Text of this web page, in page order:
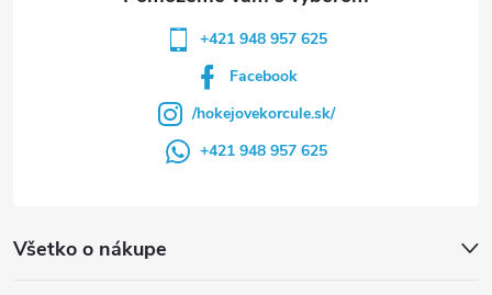
Všetko o nákupe
+421 948 957 625
Facebook
/hokejovekorcule.sk/
+421 948 957 625